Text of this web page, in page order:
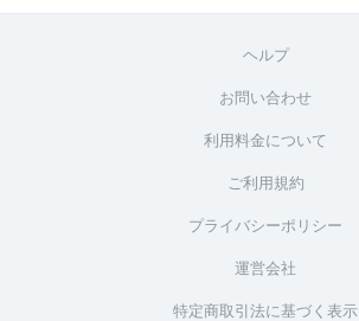
ヘルプ
お問い合わせ
利用料金について
ご利用規約
プライバシーポリシー
運営会社
特定商取引法に基づく表示